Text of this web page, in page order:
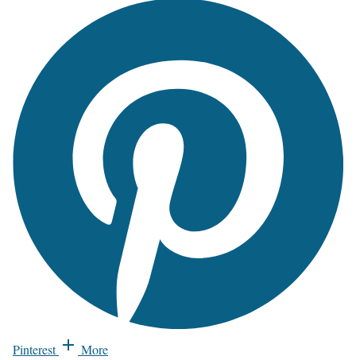
Pinterest More